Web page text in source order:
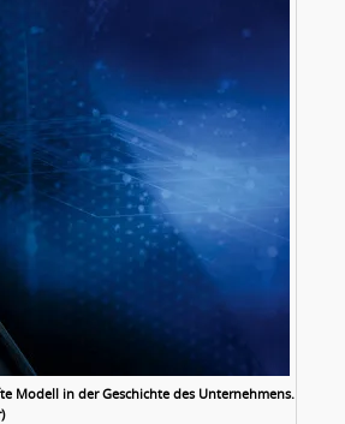
Modell in der Geschichte des Unternehmens.